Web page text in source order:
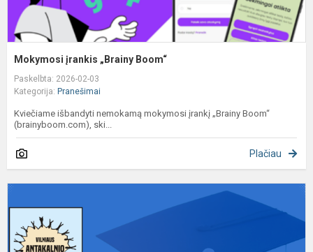
Mokymosi įrankis „Brainy Boom“
Paskelbta: 2026-02-03
Kategorija: Pranešimai
Kviečiame išbandyti nemokamą mokymosi įrankį „Brainy Boom“
(brainyboom.com), ski...
Plačiau